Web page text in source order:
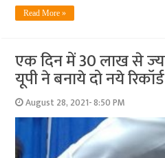
Read More »
एक दिन में 30 लाख से
यूपी ने बनाये दो नये रिकॉर्ड
August 28, 2021- 8:50 PM